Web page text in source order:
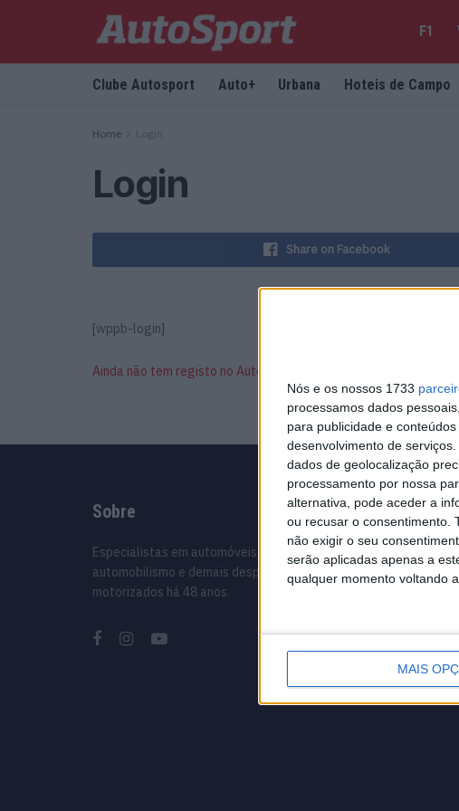
Nós e os nossos 1733
processamos dados
para publicidade e
desenvolvimento de serviços.
dados de geolocalização
processamento por nossa
alternativa, pode aceder a
ou recusar o consentimento.
não exigir o seu
serão aplicadas apenas a
qualquer momento voltando
MAIS
F1
Clube Autosport Auto+ Urbana Hoteis de Campo
Home Login
Login
Share on Facebook
[wppb-login]
Ainda não tem registo no Autosport?
Sobre
Especialistas em automóveis,
automobilismo e demais desportos
motorizados há 48 anos.
Informação
Ficha técnica
Estatuto editorial
Informação Legal
Como anunciar